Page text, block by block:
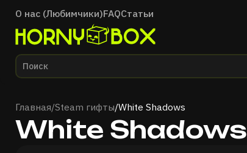
О нас (Любимчики)FAQСтатьи
Главная
Главная/Steam гифты/White Shadows
White Shadows